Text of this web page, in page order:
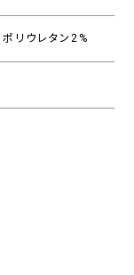
リウレタン2%